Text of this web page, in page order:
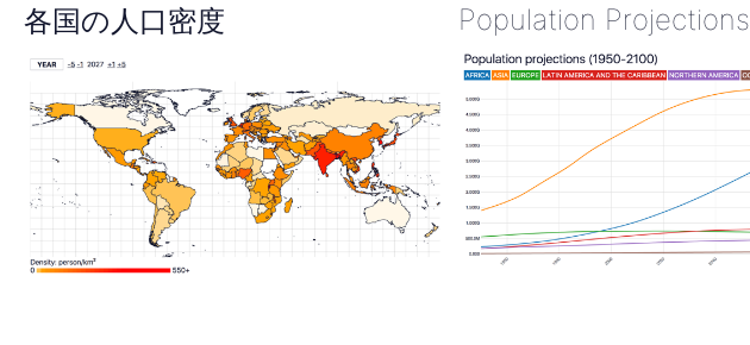
各国の人口密度 Population Projections